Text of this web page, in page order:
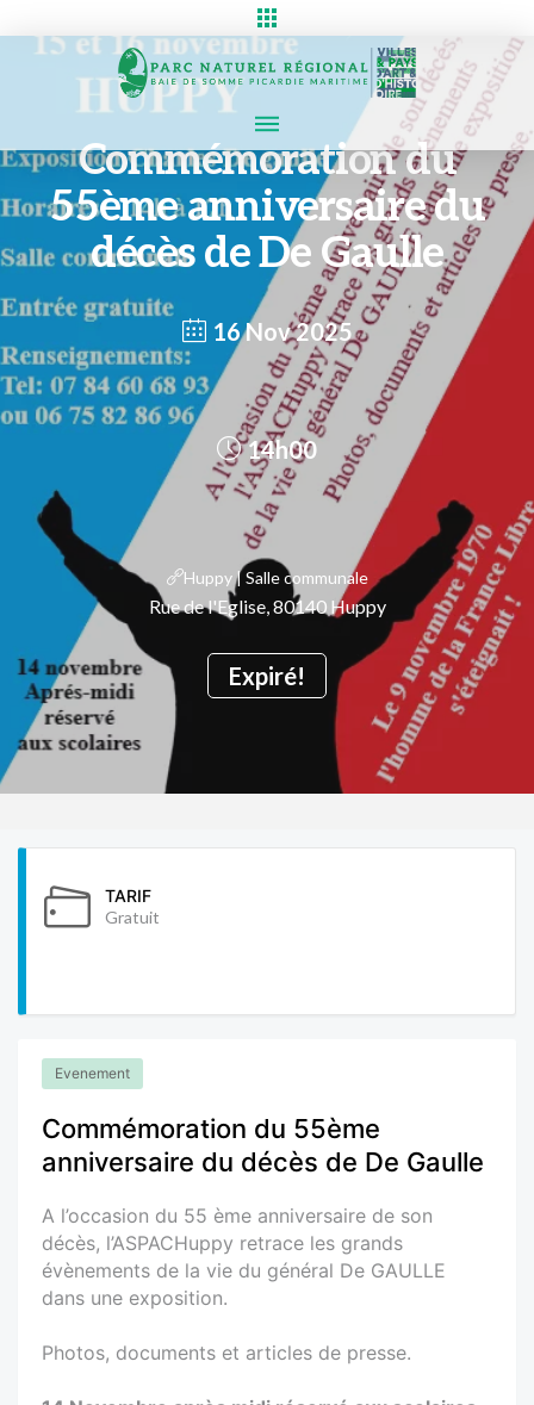
Commémoration du
55ème anniversaire du
décès de De Gaulle
16 Nov 2025
Expiré!
14h00
Huppy | Salle communale
Rue de l'Eglise, 80140 Huppy
TARIF
Gratuit
Evenement
Commémoration du 55ème
anniversaire du décès de De Gaulle
A l’occasion du 55 ème anniversaire de son
décès, l’ASPACHuppy retrace les grands
évènements de la vie du général De GAULLE
dans une exposition.
Photos, documents et articles de presse.